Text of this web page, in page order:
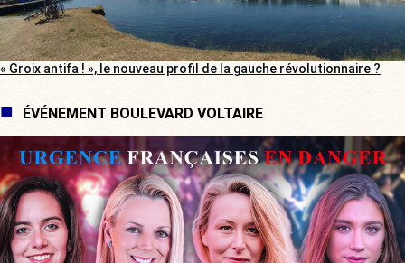
« Groix antifa ! », le nouveau profil de la gauche révolutionnaire ?
ÉVÉNEMENT BOULEVARD VOLTAIRE